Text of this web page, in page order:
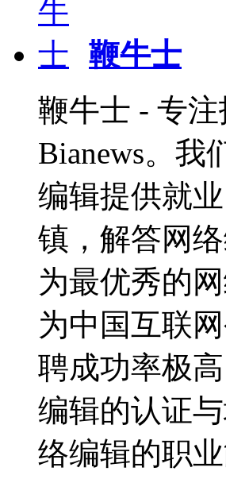
鞭牛士
鞭牛士 - 专
Bianews。我
编辑提供就
镇，解答网
为最优秀的
为中国互联
聘成功率极
编辑的认证
络编辑的职